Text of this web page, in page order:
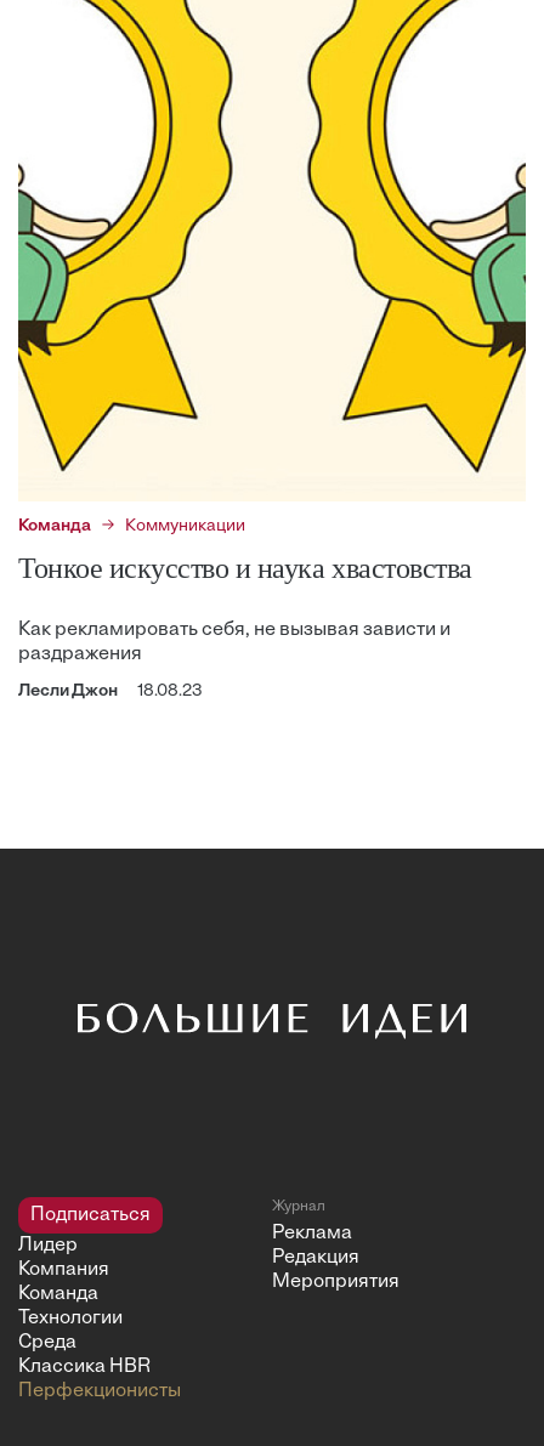
Команда Коммуникации
Тонкое искусство и наука хвастовства
Как рекламировать себя, не вызывая зависти и
раздражения
Лесли Джон 18.08.23
Подписаться
Лидер
Компания
Команда
Технологии
Среда
Классика HBR
Перфекционисты
Журнал
Реклама
Редакция
Мероприятия